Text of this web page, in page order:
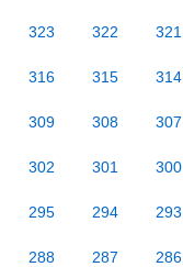
323 322 321
316 315 314
309 308 307
302 301 300
295 294 293
288 287 286